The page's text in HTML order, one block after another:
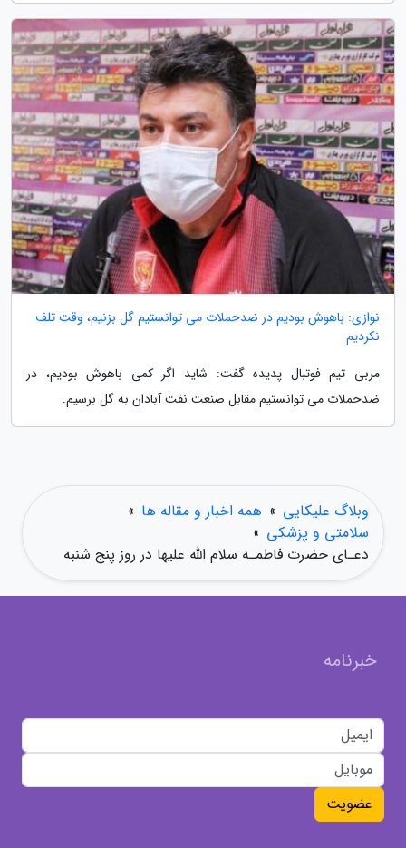
نوازی: باهوش بودیم در ضدحملات می توانستیم گل بزنیم، وقت تلف
نکردیم
مربی تیم فوتبال پدیده گفت: شاید اگر کمی باهوش بودیم، در
ضدحملات می توانستیم مقابل صنعت نفت آبادان به گل برسیم.
وبلاگ علیکایی » همه اخبار و مقاله ها »
سلامتی و پزشکی »
دعـای حضرت فاطمـه سلام الله علیها در روز پنج شنبه
خبرنامه
عضویت